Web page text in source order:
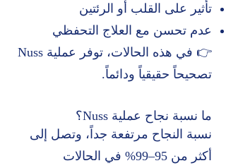
تأثير على القلب أو الرئتين
عدم تحسن مع العلاج التحفظي
👉 في هذه الحالات، توفر عملية Nuss
تصحيحاً حقيقياً ودائماً.
ما نسبة نجاح عملية Nuss؟
نسبة النجاح مرتفعة جداً، وتصل إلى
أكثر من 95–99% في الحالات